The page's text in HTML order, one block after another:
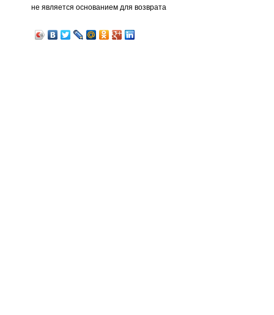
не является основанием для возврата